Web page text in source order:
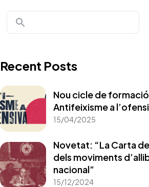
Recent Posts
Nou cicle de formació
Antifeixisme a
15/04/2025
Novetat: “La Carta
dels moviments
nacional”
15/12/2024